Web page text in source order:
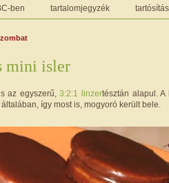
ben tartalomjegyzék tartósítás
mini isler
az egyszerű,3:2:1 linzertésztán alapul.
így most is, mogyoró került bele.